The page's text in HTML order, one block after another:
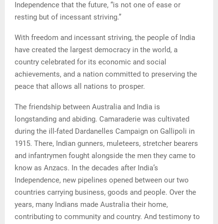
Independence that the future, “is not one of ease or
resting but of incessant striving.”
With freedom and incessant striving, the people of India
have created the largest democracy in the world, a
country celebrated for its economic and social
achievements, and a nation committed to preserving the
peace that allows all nations to prosper.
The friendship between Australia and India is
longstanding and abiding. Camaraderie was cultivated
during the ill-fated Dardanelles Campaign on Gallipoli in
1915. There, Indian gunners, muleteers, stretcher bearers
and infantrymen fought alongside the men they came to
know as Anzacs. In the decades after India’s
Independence, new pipelines opened between our two
countries carrying business, goods and people. Over the
years, many Indians made Australia their home,
contributing to community and country. And testimony to